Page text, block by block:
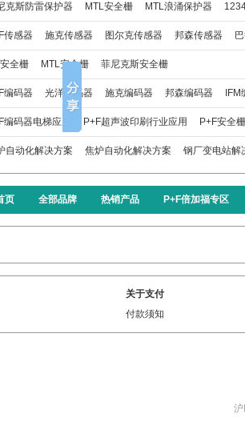
克斯防雷保护器
MTL安全栅 MTL浪涌保护器
传感器 施克传感器 图尔克传感器 邦森传感器
全栅 MTL安全栅 菲尼克斯安全栅
编码器 光洋编码器 施克编码器 邦森编码器
编码器电梯应用 P+F超声波印刷行业应用 P+F安全
自动化解决方案 焦炉自动化解决方案 钢厂变电站解
页 全部品牌 热销产品 P+F倍加福专区
关于支付
付款须知